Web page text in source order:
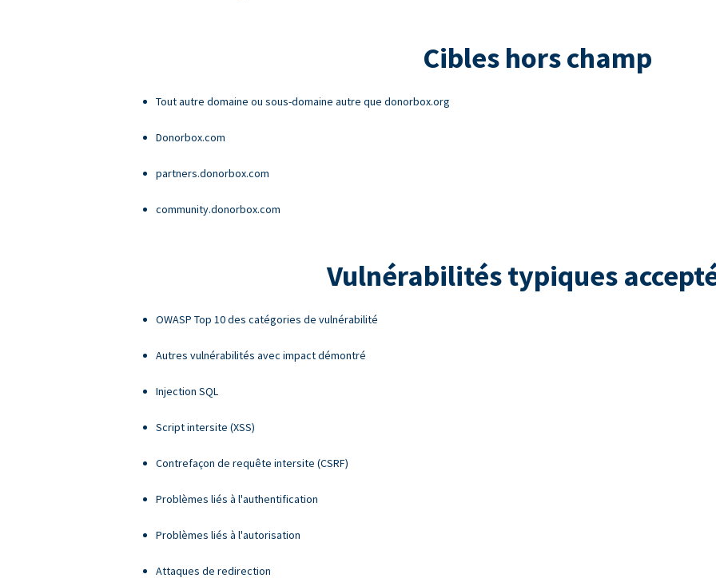
Cibles hors champ
Tout autre domaine ou sous-domaine autre que donorbox.org
Donorbox.com
partners.donorbox.com
community.donorbox.com
Vulnérabilités typiques
OWASP Top 10 des catégories de vulnérabilité
Autres vulnérabilités avec impact démontré
Injection SQL
Script intersite (XSS)
Contrefaçon de requête intersite (CSRF)
Problèmes liés à l'authentification
Problèmes liés à l'autorisation
Attaques de redirection